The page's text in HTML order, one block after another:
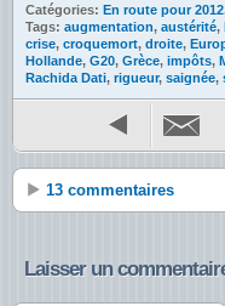
Catégories: En route pour 2012
Tags: augmentation, austérité,
crise, croquemort, droite,
Hollande, G20, Grèce, impôts,
Rachida Dati, rigueur, saignée,
13 commentaires
Laisser un